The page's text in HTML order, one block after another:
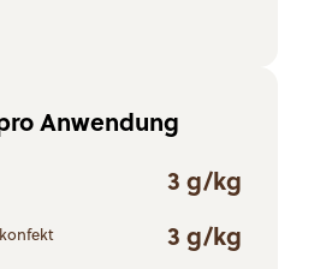
Anwendung
3 g/kg
3 g/kg